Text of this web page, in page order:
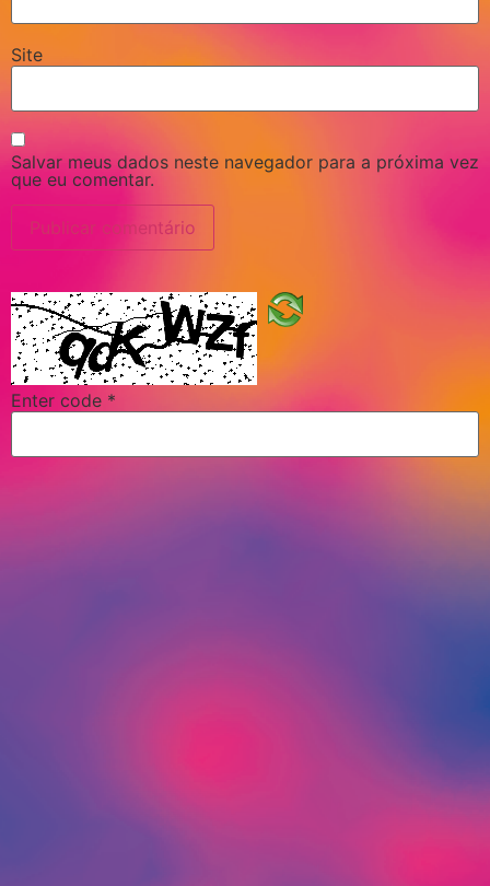
Site
Salvar meus dados neste navegador para a próxima vez
que eu comentar.
Enter code *